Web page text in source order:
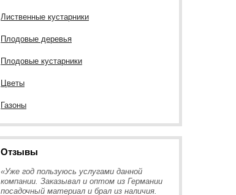
Лиственные кустарники
Плодовые деревья
Плодовые кустарники
Цветы
Газоны
Отзывы
«Уже год пользуюсь услугами данной
компании. Заказывал и оптом из Германии
посадочный материал и брал из наличия.